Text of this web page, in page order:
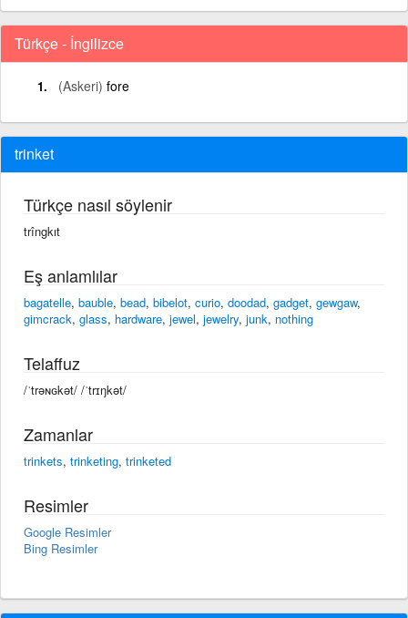
Türkçe - İngilizce
(Askeri) fore
trinket
Türkçe nasıl söylenir
trîngkıt
Eş anlamlılar
bagatelle, bauble, bead, bibelot, curio, doodad, gadget, gewgaw,
gimcrack, glass, hardware, jewel, jewelry, junk, nothing
Telaffuz
/ˈtrəɴɢkət/ /ˈtrɪŋkət/
Zamanlar
trinkets, trinketing, trinketed
Resimler
Google Resimler
Bing Resimler